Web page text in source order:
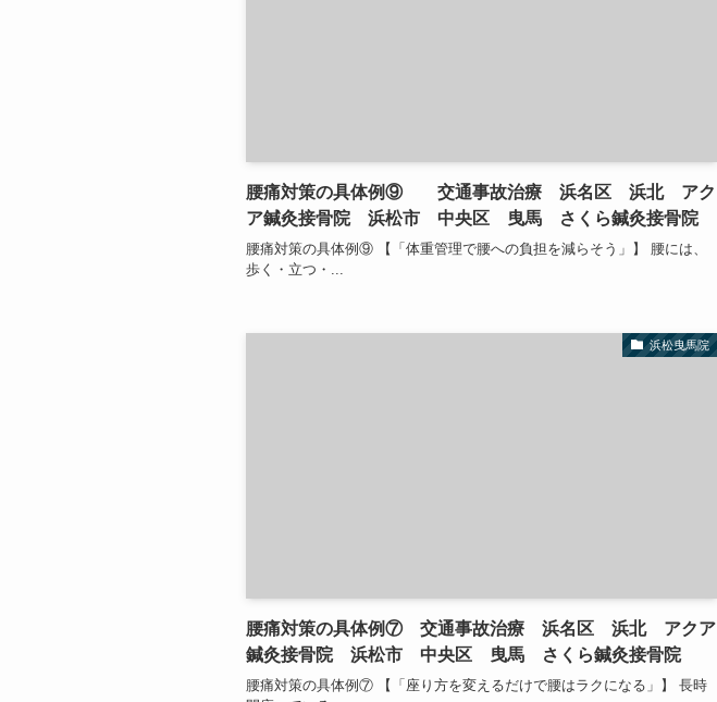
腰痛対策の具体例⑨ 交通事故治療 浜名区 浜北 アク
ア鍼灸接骨院 浜松市 中央区 曳馬 さくら鍼灸接骨院
腰痛対策の具体例⑨ 【「体重管理で腰への負担を減らそう」】 腰には、
歩く・立つ・...
浜松曳馬院
腰痛対策の具体例⑦ 交通事故治療 浜名区 浜北 アクア
鍼灸接骨院 浜松市 中央区 曳馬 さくら鍼灸接骨院
腰痛対策の具体例⑦ 【「座り方を変えるだけで腰はラクになる」】 長時